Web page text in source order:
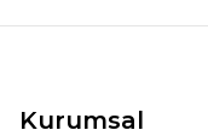
Kurumsal